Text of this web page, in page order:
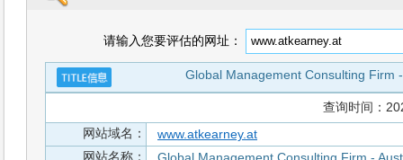
请输入您要评估的网址：
Global Management Consulting Firm
查询时间：
网站域名：
www.atkearney.at
网站名称：